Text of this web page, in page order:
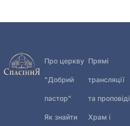
Про церкву
"Добрий
пастор"
Як знайти
Прямі
трансляції
та проповіді
Храм і